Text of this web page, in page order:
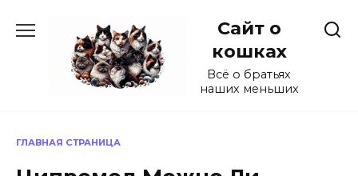
содержанию
Сайт о
кошках
Всё о братьях
наших меньших
ГЛАВНАЯ СТРАНИЦА